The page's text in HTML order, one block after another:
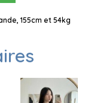
155cm et 54kg